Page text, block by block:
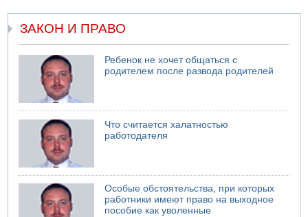
ЗАКОН И ПРАВО
Ребенок не хочет общаться с
родителем после развода родителей
Что считается халатностью
работодателя
Особые обстоятельства, при которых
работники имеют право на выходное
пособие как уволенные